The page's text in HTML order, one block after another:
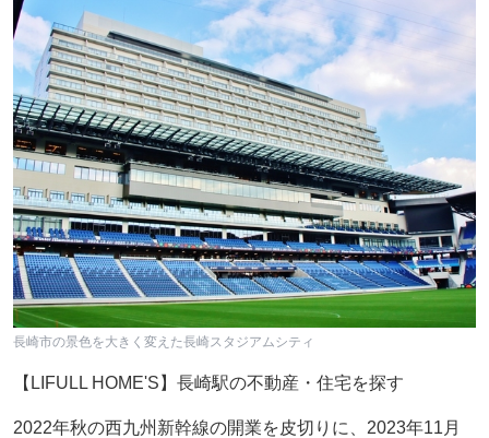
長崎市の景色を大きく変えた長崎スタジアムシティ
【LIFULL HOME'S】長崎駅の不動産・住宅を探す
2022年秋の西九州新幹線の開業を皮切りに、2023年11月